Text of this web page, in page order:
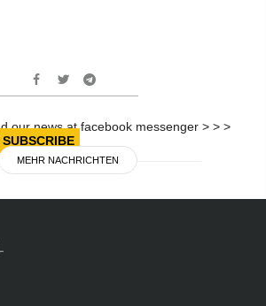
our news at facebook messenger > > >
MEHR NACHRICHTEN